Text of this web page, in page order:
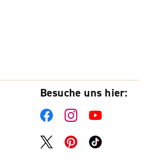
Besuche uns hier: